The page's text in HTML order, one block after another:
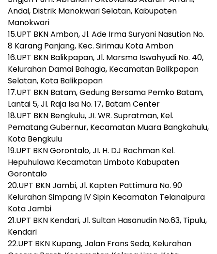
Andai, Distrik Manokwari Selatan, Kabupaten
Manokwari
15.UPT BKN Ambon, Jl. Ade Irma Suryani Nasution No.
8 Karang Panjang, Kec. Sirimau Kota Ambon
16.UPT BKN Balikpapan, Jl. Marsma Iswahyudi No. 40,
Kelurahan Damai Bahagia, Kecamatan Balikpapan
Selatan, Kota Balikpapan
17.UPT BKN Batam, Gedung Bersama Pemko Batam,
Lantai 5, Jl. Raja Isa No. 17, Batam Center
18.UPT BKN Bengkulu, JI. WR. Supratman, Kel.
Pematang Gubernur, Kecamatan Muara Bangkahulu,
Kota Bengkulu
19.UPT BKN Gorontalo, JI. H. DJ Rachman Kel.
Hepuhulawa Kecamatan Limboto Kabupaten
Gorontalo
20.UPT BKN Jambi, Jl. Kapten Pattimura No. 90
Kelurahan Simpang IV Sipin Kecamatan Telanaipura
Kota Jambi
21.UPT BKN Kendari, Jl. Sultan Hasanudin No.63, Tipulu,
Kendari
22.UPT BKN Kupang, Jalan Frans Seda, Kelurahan